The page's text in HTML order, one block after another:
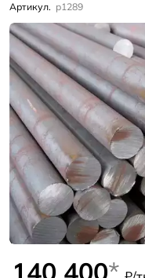
Артикул. p1289
140 400*